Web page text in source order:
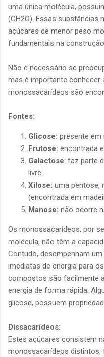
uma única molécula,
(CH2O). Essas substâncias
açúcares de menor peso
fundamentais na
Não é necessário se
mas é importante conhecer
monossacarídeos são
Fontes:
Glicose: presente em
Frutose: encontrada
Galactose: faz parte
livre.
Xilose: uma pentose,
(encontrada em
Manose: não ocorre
Os monossacarídeos, por
molécula, não têm a
Contudo, desempenham
imediatas de energia para
compostos são facilmente
energia de forma rápida.
glicose, possuem
Dissacarídeos:
Estes açúcares consistem
monossacarídeos